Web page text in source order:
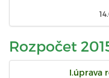
Rozpočet
I.úprava